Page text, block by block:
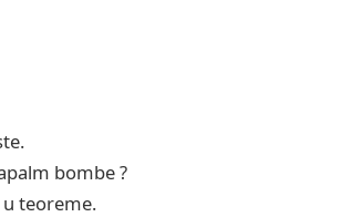
bombe ?
teoreme.